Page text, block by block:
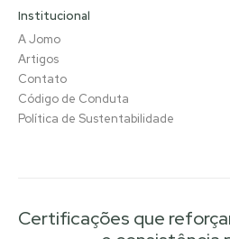
Institucional
A Jomo
Artigos
Contato
Código de Conduta
Política de Sustentabilidade
Certificações que